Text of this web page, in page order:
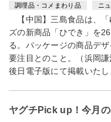
調理品・コメまわり品 ニ
【中国】三島食品は、「
ズの新商品「ひでき」を
る。パッケージの商品デ
要注目とのこと。（浜岡
後日電子版にて掲載いたし
ヤグチPick up！今月